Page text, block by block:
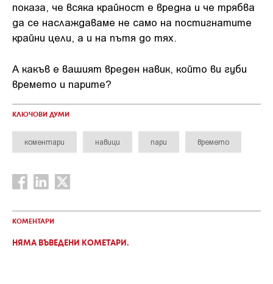
показа, че всяка крайност е вредна и че трябва
да се наслаждаваме не само на постигнатите
крайни цели, а и на пътя до тях.
А какъв е вашият вреден навик, който ви губи
времето и парите?
КЛЮЧОВИ ДУМИ
коментари навици пари времето
КОМЕНТАРИ
НЯМА ВЪВЕДЕНИ КОМЕТАРИ.